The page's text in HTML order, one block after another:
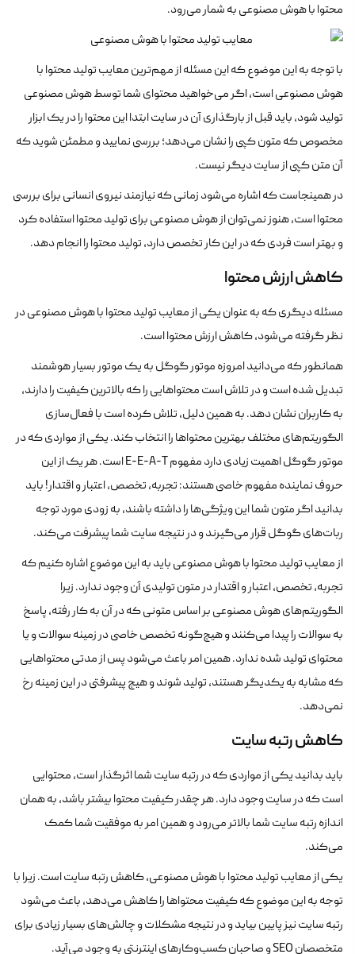
محتوا با هوش مصنوعی به شمار می‌رود.
با توجه به این موضوع که این مسئله از مهم‌ترین معایب تولید محتوا با
هوش مصنوعی است، اگر می‌خواهید محتوای شما توسط هوش مصنوعی
تولید شود، باید قبل از بارگذاری آن در سایت ابتدا این محتوا را در یک ابزار
مخصوص که متون کپی را نشان می‌دهد؛ بررسی نمایید و مطمئن شوید که
آن متن کپی از سایت دیگر نیست.
در همینجاست که اشاره می‌شود زمانی که نیازمند نیروی انسانی برای بررسی
محتوا است، هنوز نمی‌توان از هوش مصنوعی برای تولید محتوا استفاده کرد
و بهتر است فردی که در این کار تخصص دارد، تولید محتوا را انجام دهد.
کاهش ارزش محتوا
مسئله دیگری که به عنوان یکی از معایب تولید محتوا با هوش مصنوعی در
نظر گرفته می‌شود، کاهش ارزش محتوا است.
همانطور که می‌دانید امروزه موتور گوگل به یک موتور بسیار هوشمند
تبدیل شده است و در تلاش است محتواهایی را که بالاترین کیفیت را دارند،
به کاربران نشان دهد. به همین دلیل، تلاش کرده است با فعال‌سازی
الگوریتم‌های مختلف بهترین محتواها را انتخاب کند. یکی از مواردی که در
موتور گوگل اهمیت زیادی دارد مفهوم E-E-A-T است. هر یک از این
حروف نماینده مفهوم خاصی هستند: تجربه، تخصص، اعتبار و اقتدار! باید
بدانید اگر متون شما این ویژگی‌ها را داشته باشند، به زودی مورد توجه
ربات‌های گوگل قرار می‌گیرند و در نتیجه سایت شما پیشرفت می‌کند.
از معایب تولید محتوا با هوش مصنوعی باید به این موضوع اشاره کنیم که
تجربه، تخصص، اعتبار و اقتدار در متون تولیدی آن وجود ندارد. زیرا
الگوریتم‌های هوش مصنوعی بر اساس متونی که در آن به کار رفته، پاسخ
به سوالات را پیدا می‌کنند و هیچ‌گونه تخصص خاصی در زمینه سوالات و یا
محتوای تولید شده ندارد. همین امر باعث می‌شود پس از مدتی محتواهایی
که مشابه به یکدیگر هستند، تولید شوند و هیچ پیشرفتی در این زمینه رخ
نمی‌دهد.
کاهش رتبه سایت
باید بدانید یکی از مواردی که در رتبه سایت شما اثرگذار است، محتوایی
است که در سایت وجود دارد. هر چقدر کیفیت محتوا بیشتر باشد، به همان
اندازه رتبه سایت شما بالاتر می‌رود و همین امر به موفقیت شما کمک
می‌کند.
یکی از معایب تولید محتوا با هوش مصنوعی، کاهش رتبه سایت است. زیرا با
توجه به این موضوع که کیفیت محتواها را کاهش می‌دهد، باعث می‌شود
رتبه سایت نیز پایین بیاید و در نتیجه مشکلات و چالش‌های بسیار زیادی برای
متخصصان SEO و صاحبان کسب‌وکارهای اینترنتی به وجود می‌آید.